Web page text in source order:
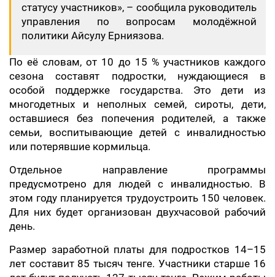
статусу участников», – сообщила руководитель
управления по вопросам молодёжной
политики Айсулу Ерниязова.
По её словам, от 10 до 15 % участников каждого
сезона составят подростки, нуждающиеся в
особой поддержке государства. Это дети из
многодетных и неполных семей, сироты, дети,
оставшиеся без попечения родителей, а также
семьи, воспитывающие детей с инвалидностью
или потерявшие кормильца.
Отдельное направление программы
предусмотрено для людей с инвалидностью. В
этом году планируется трудоустроить 150 человек.
Для них будет организован двухчасовой рабочий
день.
Размер заработной платы для подростков 14–15
лет составит 85 тысяч тенге. Участники старше 16